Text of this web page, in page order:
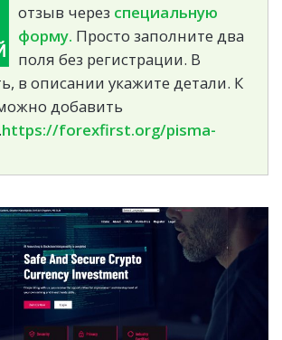
отзыв через специальную
форму. Просто заполните два
поля без регистрации. В
в описании укажите детали. К
добавить
https://forexfirst.org/pisma-